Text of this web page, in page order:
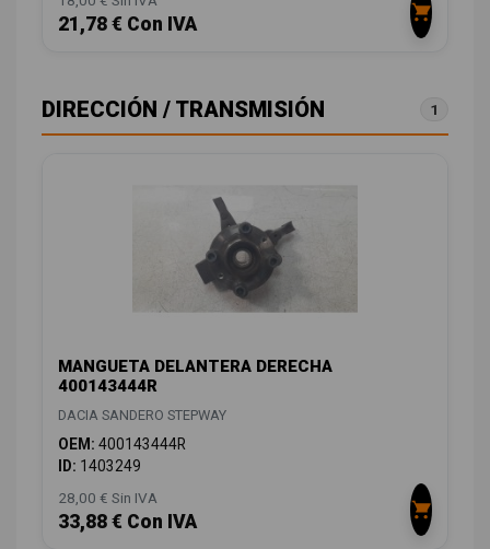
21,78 € Con IVA
DIRECCIÓN / TRANSMISIÓN 1
MANGUETA DELANTERA DERECHA
400143444R
DACIA SANDERO STEPWAY
OEM: 400143444R
ID: 1403249
28,00 € Sin IVA
33,88 € Con IVA